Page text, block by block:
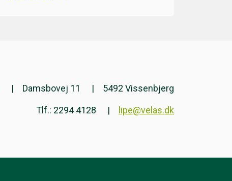
Damsbovej 11 5492 Vissenbjerg
Tlf.: 2294 4128 lipe@velas.dk